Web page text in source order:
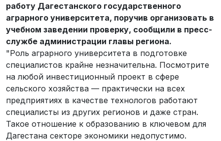
работу Дагестанского государственного
аграрного университета, поручив организовать в
учебном заведении проверку, сообщили в пресс-
службе администрации главы региона.
"Роль аграрного университета в подготовке
специалистов крайне незначительна. Посмотрите
на любой инвестиционный проект в сфере
сельского хозяйства — практически на всех
предприятиях в качестве технологов работают
специалисты из других регионов и даже стран.
Такое отношение к образованию в ключевом для
Дагестана секторе экономики недопустимо.